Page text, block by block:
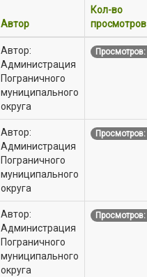
Автор
Кол-во
просмотров
Автор:
Администрация
Пограничного
муниципального
округа
Автор:
Администрация
Пограничного
муниципального
округа
Автор:
Администрация
Пограничного
муниципального
округа